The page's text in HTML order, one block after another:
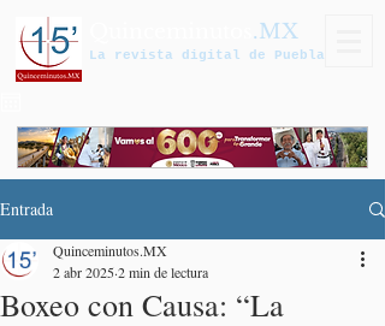
.MX
La revista digital de Puebla
Entrada
Boxeo con Causa: “La
Quinceminutos.MX
2 abr 20252 min de lectura